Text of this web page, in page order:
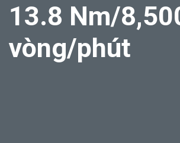
13.8 Nm/
vòng/phút